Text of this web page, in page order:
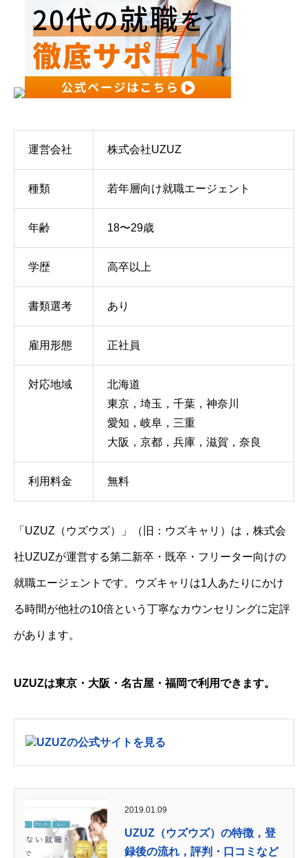
運営会社 株式会社UZUZ
種類 若年層向け就職エージェント
年齢 18〜29歳
学歴 高卒以上
書類選考 あり
雇用形態 正社員
対応地域
北海道
東京，埼玉，千葉，神奈川
愛知，岐阜，三重
大阪，京都，兵庫，滋賀，奈良
利用料金 無料
「UZUZ（ウズウズ）」（旧：ウズキャリ）は，株式会
社UZUZが運営する第二新卒・既卒・フリーター向けの
就職エージェントです。ウズキャリは1人あたりにかけ
る時間が他社の10倍という丁寧なカウンセリングに定評
があります。
UZUZは東京・大阪・名古屋・福岡で利用できます。
UZUZの公式サイトを見る
2019.01.09
UZUZ（ウズウズ）の特徴，登
録後の流れ，評判・口コミなど